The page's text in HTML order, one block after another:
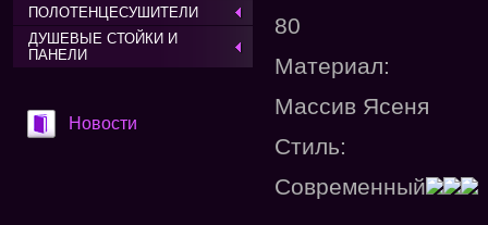
ПОЛОТЕНЦЕСУШИТЕЛИ
ДУШЕВЫЕ СТОЙКИ И
ПАНЕЛИ
Новости
80
Материал:
Массив Ясеня
Стиль:
Современный